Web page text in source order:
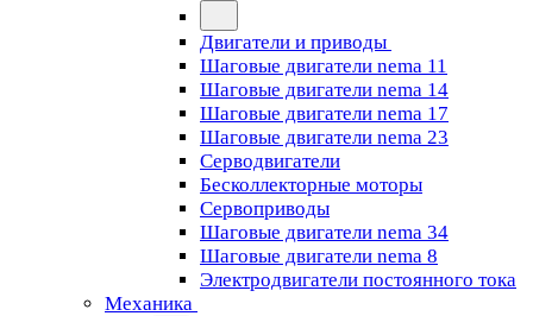
Двигатели и приводы
Шаговые двигатели nema 11
Шаговые двигатели nema 14
Шаговые двигатели nema 17
Шаговые двигатели nema 23
Cерводвигатели
Бесколлекторные моторы
Сервоприводы
Шаговые двигатели nema 34
Шаговые двигатели nema 8
Электродвигатели постоянного тока
Механика